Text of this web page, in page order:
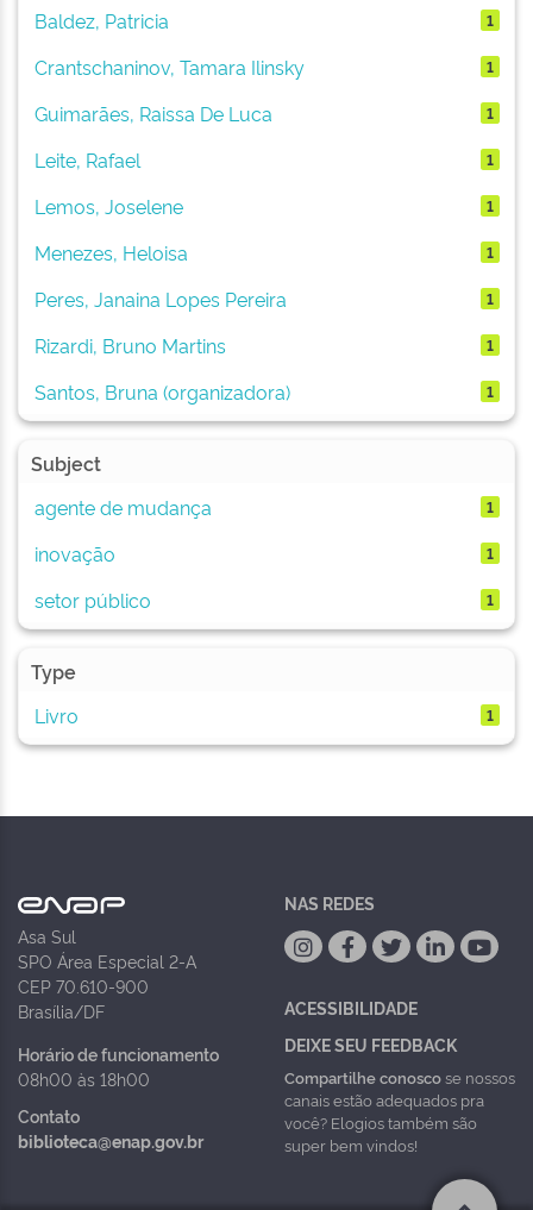
Baldez, Patricia
1
Crantschaninov, Tamara Ilinsky 1
Guimarães, Raissa De Luca 1
Leite, Rafael 1
Lemos, Joselene 1
Menezes, Heloisa 1
Peres, Janaina Lopes Pereira 1
Rizardi, Bruno Martins 1
Santos, Bruna (organizadora) 1
Subject
agente de mudança
1
inovação 1
setor público 1
Type
Livro
1
Asa Sul
SPO Área Especial 2-A
CEP 70.610-900
Brasília/DF
Horário de funcionamento
08h00 às 18h00
Contato
biblioteca@enap.gov.br
NAS REDES
ACESSIBILIDADE
DEIXE SEU FEEDBACK
Compartilhe conoscose nossos
canais estão adequados pra
você? Elogios também são
super bem vindos!